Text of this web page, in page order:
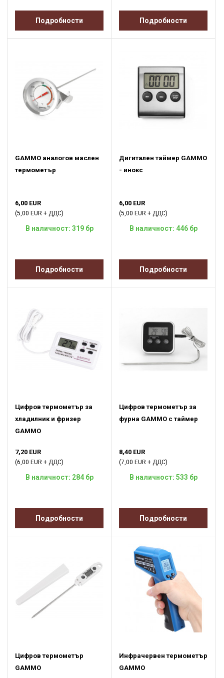
Подробности Подробности
GAMMO аналогов маслен
термометър
6,00 EUR
(5,00 EUR + ДДС)
В наличност: 319 бр
Подробности
Дигитален таймер GAMMO
- инокс
6,00 EUR
(5,00 EUR + ДДС)
В наличност: 446 бр
Подробности
Цифров термометър за
хладилник и фризер
GAMMO
7,20 EUR
(6,00 EUR + ДДС)
В наличност: 284 бр
Подробности
Цифров термометър за
фурна GAMMO с таймер
8,40 EUR
(7,00 EUR + ДДС)
В наличност: 533 бр
Подробности
Цифров термометър
GAMMO
Инфрачервен термометър
GAMMO